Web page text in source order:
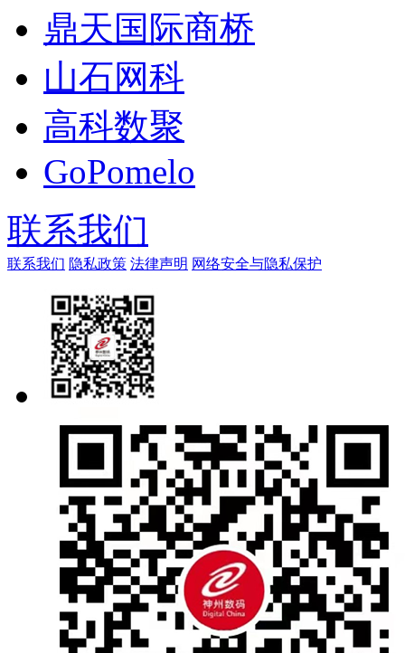
鼎天国际商桥
山石网科
高科数聚
GoPomelo
联系我们
联系我们 隐私政策 法律声明 网络安全与隐私保护